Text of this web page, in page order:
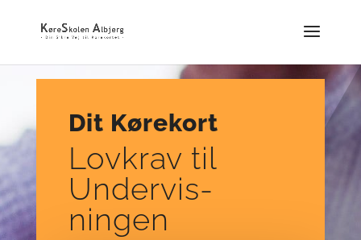
Dit Kørekort
Lovkrav til
Undervis-
ningen